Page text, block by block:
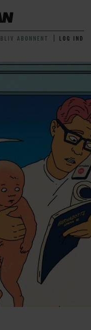
BLIV ABONNENT LOG IND